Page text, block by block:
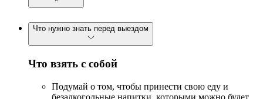
Что нужно знать перед выездом
Что взять с собой
Подумай о том, чтобы принести свою еду и
безалкогольные напитки, которыми можно будет